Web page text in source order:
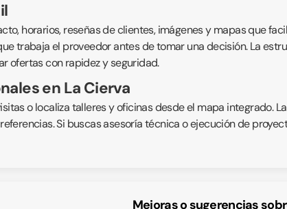
horarios, reseñas de clientes, imágenes y mapas que
trabaja el proveedor antes de tomar una decisión. La
ofertas con rapidez y seguridad.
en La Cierva
o localiza talleres y oficinas desde el mapa integrado.
Si buscas asesoría técnica o ejecución de
Mejoras o sugerencias